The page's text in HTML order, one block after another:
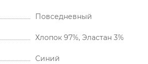
Повседневный
Хлопок 97%, Эластан 3%
Синий